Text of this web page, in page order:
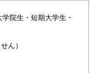
院生・短期大学生・
ん）